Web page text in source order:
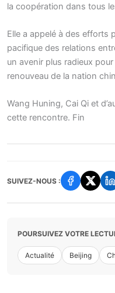
la coopération dans tous
Elle a appelé à des efforts
pacifique des relations
un avenir plus radieux
renouveau de la nation
Wang Huning, Cai Qi et
cette rencontre. Fin
SUIVEZ-NOUS :
POURSUIVEZ VOTRE
Actualité Beijing